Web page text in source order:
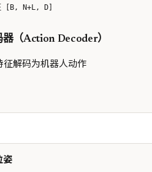
器（Action Decoder）
征解码为机器人动作
姿